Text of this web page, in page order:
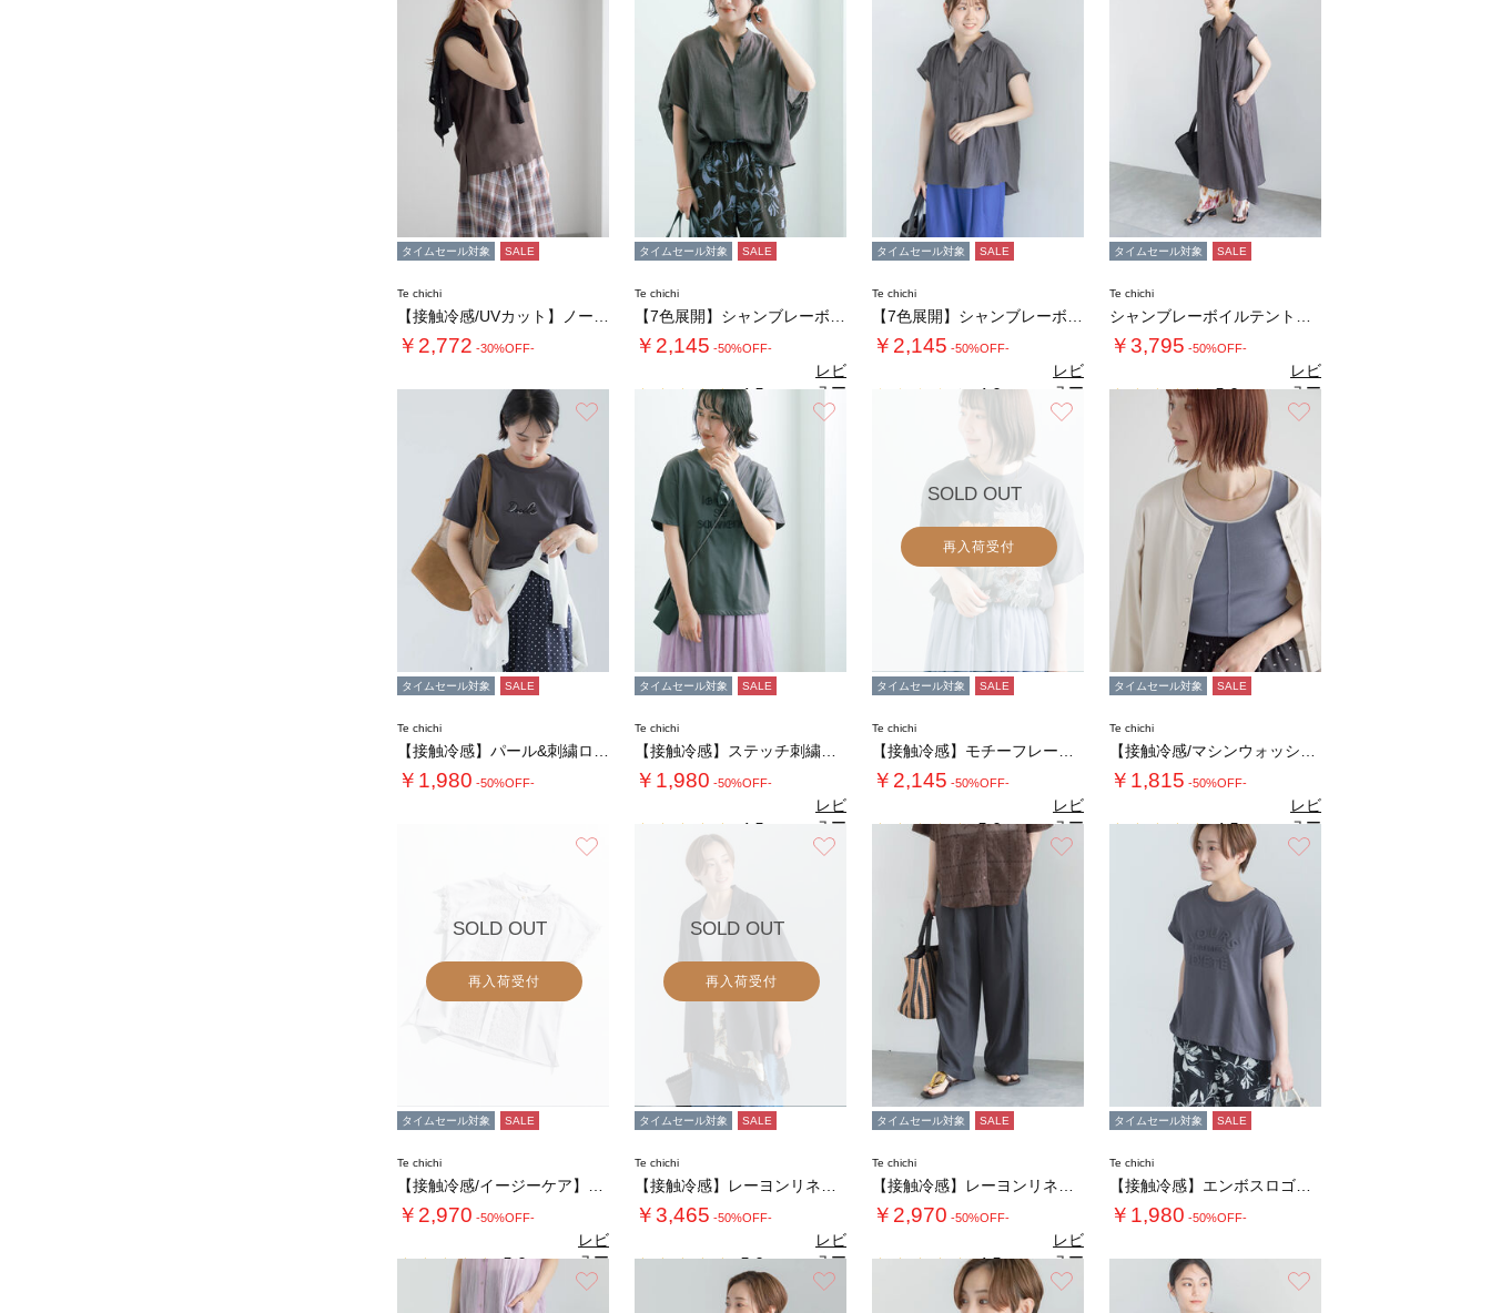
タイムセール対象 SALE
Te chichi
￥2,772 -30%OFF-
タイムセール対象 SALE
Te chichi
￥2,145 -50%OFF-
4.5 （2）
レビ
ュー
を見
る
タイムセール対象 SALE
Te chichi
￥2,145 -50%OFF-
4.0（1）
レビ
ュー
を見
る
タイムセール対象 SALE
Te chichi
￥3,795 -50%OFF-
5.0（3）
レビ
ュー
を見
る
タイムセール対象 SALE
Te chichi
￥1,980 -50%OFF-
タイムセール対象 SALE
Te chichi
￥1,980 -50%OFF-
4.5
レビ
ュー
を見
る
SOLD OUT
再入荷受付
タイムセール対象 SALE
Te chichi
￥2,145 -50%OFF-
5.0（2）
レビ
ュー
を見
る
タイムセール対象 SALE
Te chichi
￥1,815 -50%OFF-
4.5（2）
レビ
ュー
を見
る
SOLD OUT
再入荷受付
タイムセール対象 SALE
Te chichi
￥2,970 -50%OFF-
5.0（2）
レビ
ュー
を見
る
SOLD OUT
再入荷受付
タイムセール対象 SALE
Te chichi
￥3,465 -50%OFF-
5.0（2）
レビ
ュー
を見
る
タイムセール対象 SALE
Te chichi
￥2,970 -50%OFF-
4.5（2）
レビ
ュー
を見
る
タイムセール対象 SALE
Te chichi
￥1,980 -50%OFF-